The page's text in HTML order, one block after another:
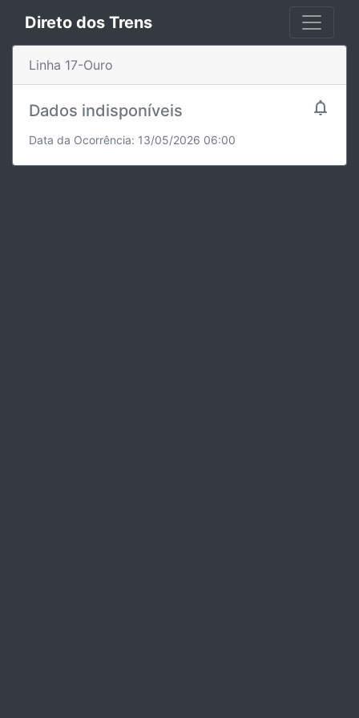
Direto dos Trens
Linha 17-Ouro

Dados indisponíveis
Data da Ocorrência: 13/05/2026 06:00